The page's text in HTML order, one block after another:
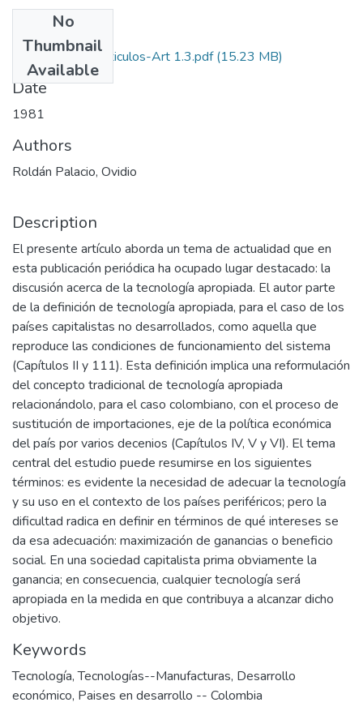
No
Thumbnail
Available
1981-V5-N1-Articulos-Art 1.3.pdf(15.23 MB)
Date
1981
Authors
Roldán Palacio, Ovidio
Description
El presente artículo aborda un tema de actualidad que en
esta publicación periódica ha ocupado lugar destacado: la
discusión acerca de la tecnología apropiada. El autor parte
de la definición de tecnología apropiada, para el caso de los
países capitalistas no desarrollados, como aquella que
reproduce las condiciones de funcionamiento del sistema
(Capítulos II y 111). Esta definición implica una reformulación
del concepto tradicional de tecnología apropiada
relacionándolo, para el caso colombiano, con el proceso de
sustitución de importaciones, eje de la política económica
del país por varios decenios (Capítulos IV, V y VI). El tema
central del estudio puede resumirse en los siguientes
términos: es evidente la necesidad de adecuar la tecnología
y su uso en el contexto de los países periféricos; pero la
dificultad radica en definir en términos de qué intereses se
da esa adecuación: maximización de ganancias o beneficio
social. En una sociedad capitalista prima obviamente la
ganancia; en consecuencia, cualquier tecnología será
apropiada en la medida en que contribuya a alcanzar dicho
objetivo.
Keywords
Tecnología,Tecnologías--Manufacturas, Desarrollo
económico, Paises en desarrollo -- Colombia